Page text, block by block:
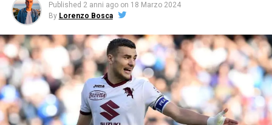
Published 2 anni ago on 18 Marzo 2024
By Lorenzo Bosca